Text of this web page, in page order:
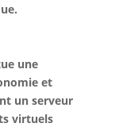
une
et
un serveur
virtuels